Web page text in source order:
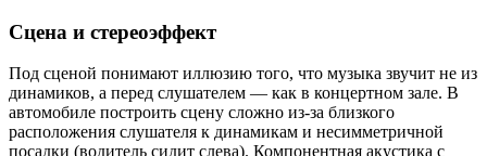
Сцена и стереоэффект
Под сценой понимают иллюзию того, что музыка звучит не из
динамиков, а перед слушателем — как в концертном зале. В
автомобиле построить сцену сложно из-за близкого
расположения слушателя к динамикам и несимметричной
посадки (водитель сидит слева). Компонентная акустика с